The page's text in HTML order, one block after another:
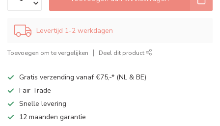
Levertijd 1-2 werkdagen
Toevoegen om te vergelijken Deel dit product
Gratis verzending vanaf €75,-* (NL & BE)
Fair Trade
Snelle levering
12 maanden garantie